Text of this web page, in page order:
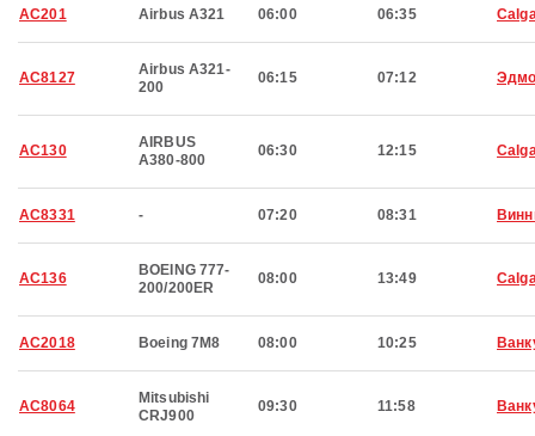
AC201 Airbus A321 06:00 06:35
AC8127
Airbus A321-
200
06:15 07:12
AC130
AIRBUS
A380-800
06:30 12:15
AC8331 - 07:20 08:31
AC136
BOEING 777-
200/200ER
08:00 13:49
AC2018 Boeing 7M8 08:00 10:25
AC8064
Mitsubishi
CRJ900
09:30 11:58